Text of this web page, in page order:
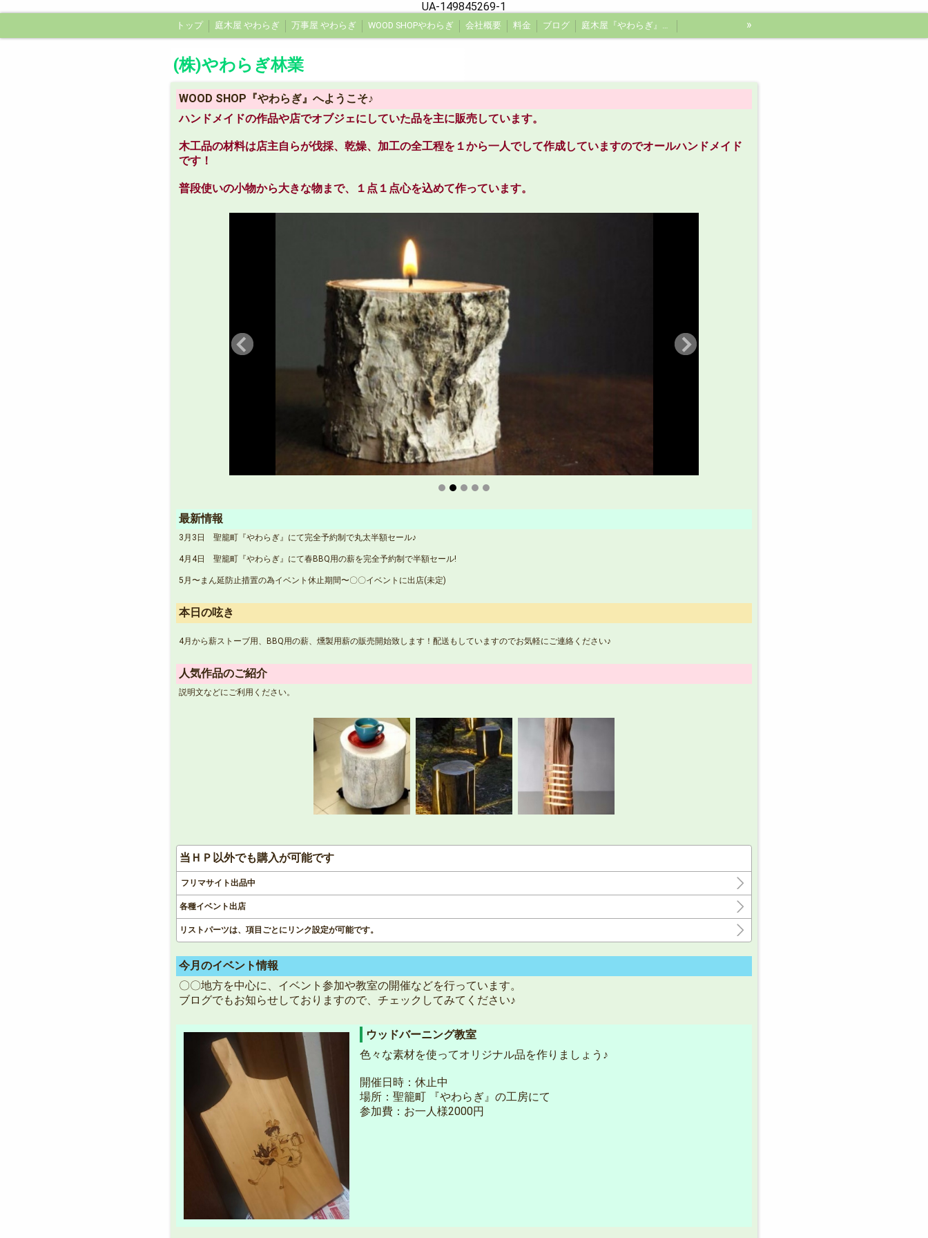
UA-149845269-1
トップ 庭木屋 やわらぎ 万事屋 やわらぎ WOOD SHOPやわらぎ 会社概要 料金 ブログ 庭木屋『やわらぎ』にお任せください♪ »
(株)やわらぎ林業
WOOD SHOP『やわらぎ』へようこそ♪
ハンドメイドの作品や店でオブジェにしていた品を主に販売しています。
木工品の材料は店主自らが伐採、乾燥、加工の全工程を１から一人でして作成していますのでオールハンドメイド
です！
普段使いの小物から大きな物まで、１点１点心を込めて作っています。
最新情報
3月3日 聖籠町『やわらぎ』にて完全予約制で丸太半額セール♪
4月4日 聖籠町『やわらぎ』にて春BBQ用の薪を完全予約制で半額セール!
5月〜まん延防止措置の為イベント休止期間〜〇〇イベントに出店(未定)
本日の呟き
4月から薪ストーブ用、BBQ用の薪、燻製用薪の販売開始致します！配送もしていますのでお気軽にご連絡ください♪
人気作品のご紹介
説明文などにご利用ください。
当ＨＰ以外でも購入が可能です
フリマサイト出品中
各種イベント出店
リストパーツは、項目ごとにリンク設定が可能です。
今月のイベント情報
〇〇地方を中心に、イベント参加や教室の開催などを行っています。
ブログでもお知らせしておりますので、チェックしてみてください♪
ウッドバーニング教室
色々な素材を使ってオリジナル品を作りましょう♪
開催日時：休止中
場所：聖籠町 『やわらぎ』の工房にて
参加費：お一人様2000円